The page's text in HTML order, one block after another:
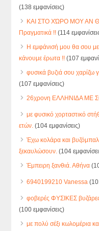
(138 εμφανίσεις)
ΚΑΙ ΣΤΟ ΧΏΡΟ ΜΟΥ ΑΝ
Πραγματικά !! (114
Η εμφάνισή μου θα σου
κάνουμε έρωτα !! (107
φυσικά βυζιά σου
(107 εμφανίσεις)
26χρονη ΕΛΛΗΝΙΔΑ ΜΕ
με φυσικό χορταστικό
ετών. (104 εμφανίσεις)
Έχω κολάρα και
ξεκαυλώσουν. (104
Έμπειρη ξανθιά. Αθήνα
6940199210 Vanessa
φοβερές ΦΥΣΙΚΕΣ
(100 εμφανίσεις)
με πολύ σέξι κωλομέρια